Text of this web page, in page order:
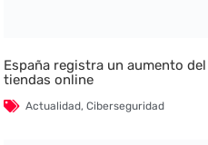
España registra un aumento
tiendas online
Actualidad,Ciberseguridad